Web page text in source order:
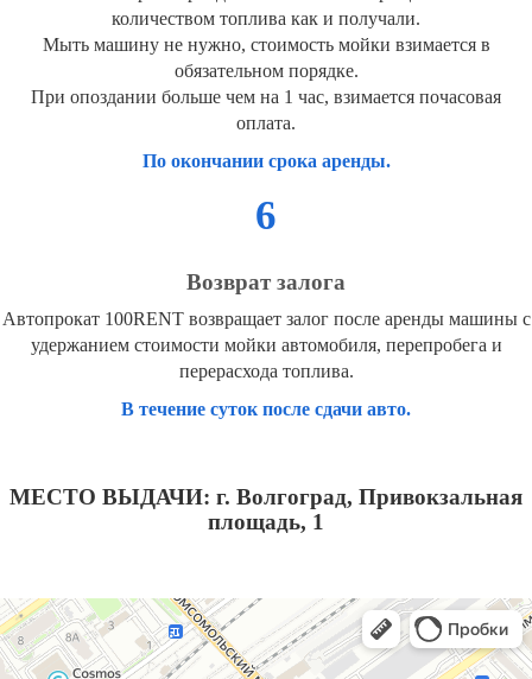
количеством топлива как и получали.
Мыть машину не нужно, стоимость мойки взимается в
обязательном порядке.
При опоздании больше чем на 1 час, взимается почасовая
оплата.
По окончании срока аренды.
6
Возврат залога
Автопрокат 100RENT возвращает залог после аренды машины с
удержанием стоимости мойки автомобиля, перепробега и
перерасхода топлива.
В течение суток после сдачи авто.
МЕСТО ВЫДАЧИ: г. Волгоград, Привокзальная
площадь, 1